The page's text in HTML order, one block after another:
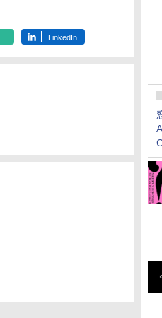
LinkedIn